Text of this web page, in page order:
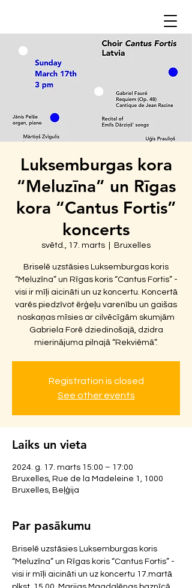
Luksemburgas kora
“Meluzīna” un Rīgas
kora “Cantus Fortis”
koncerts
svētd., 17. marts Bruxelles
Briselē uzstāsies Luksemburgas koris
“Meluzīna” un Rīgas koris “Cantus Fortis” -
visi ir mīļi aicināti un uz koncertu. Koncertā
varēs piedzīvot ērģeļu varenību un gaišas
noskaņas mīsies ar cilvēcīgām skumjām
Gabriela Forē dziedinošajā, dzidra
mierinājuma pilnajā “Rekviēmā”.
Registration is closed
See other events
Laiks un vieta
2024. g. 17. marts 15:00 – 17:00
Bruxelles, Rue de la Madeleine 1, 1000
Bruxelles, Beļģija
Par pasākumu
Briselē uzstāsies Luksemburgas koris
“Meluzīna” un Rīgas koris “Cantus Fortis” -
visi ir mīļi aicināti un uz koncertu 17.martā